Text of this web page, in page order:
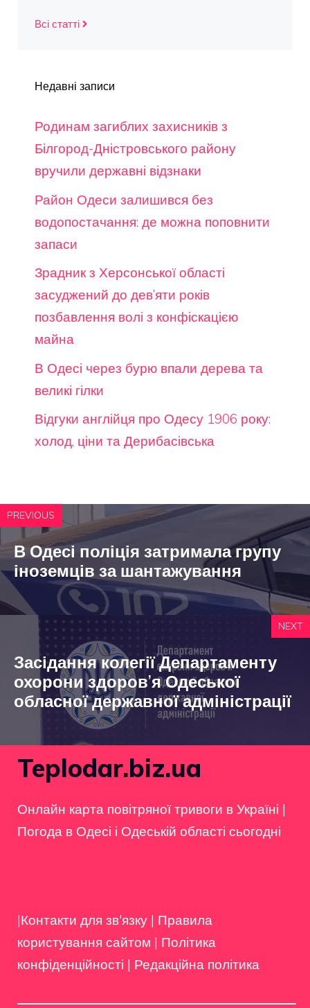
Всі статті
Недавні записи
Родинам загиблих захисників з
Білгород-Дністровського району
вручили державні відзнаки
Район Одеси залишився без
водопостачання: де можна поповнити
запаси
Зрадник з Херсонської області
засуджений до дев’яти років
позбавлення волі з конфіскацією
майна
В Одесі через бурю впали дерева та
великі гілки
Відгуки англійця про Одесу 1906 року:
холод, ціни та Дерибасівська
PREVIOUS
В Одесі поліція затримала групу
іноземців за шантажування
NEXT
Засідання колегії Департаменту
охорони здоров’я Одеської
обласної державної адміністрації
Teplodar.biz.ua
Онлайн карта повітряної тривоги в Україні |
Погода в Одесі і Одеській області сьогодні
|Контакти для зв'язку | Правила
користування сайтом | Політика
конфіденційності | Редакційна політика